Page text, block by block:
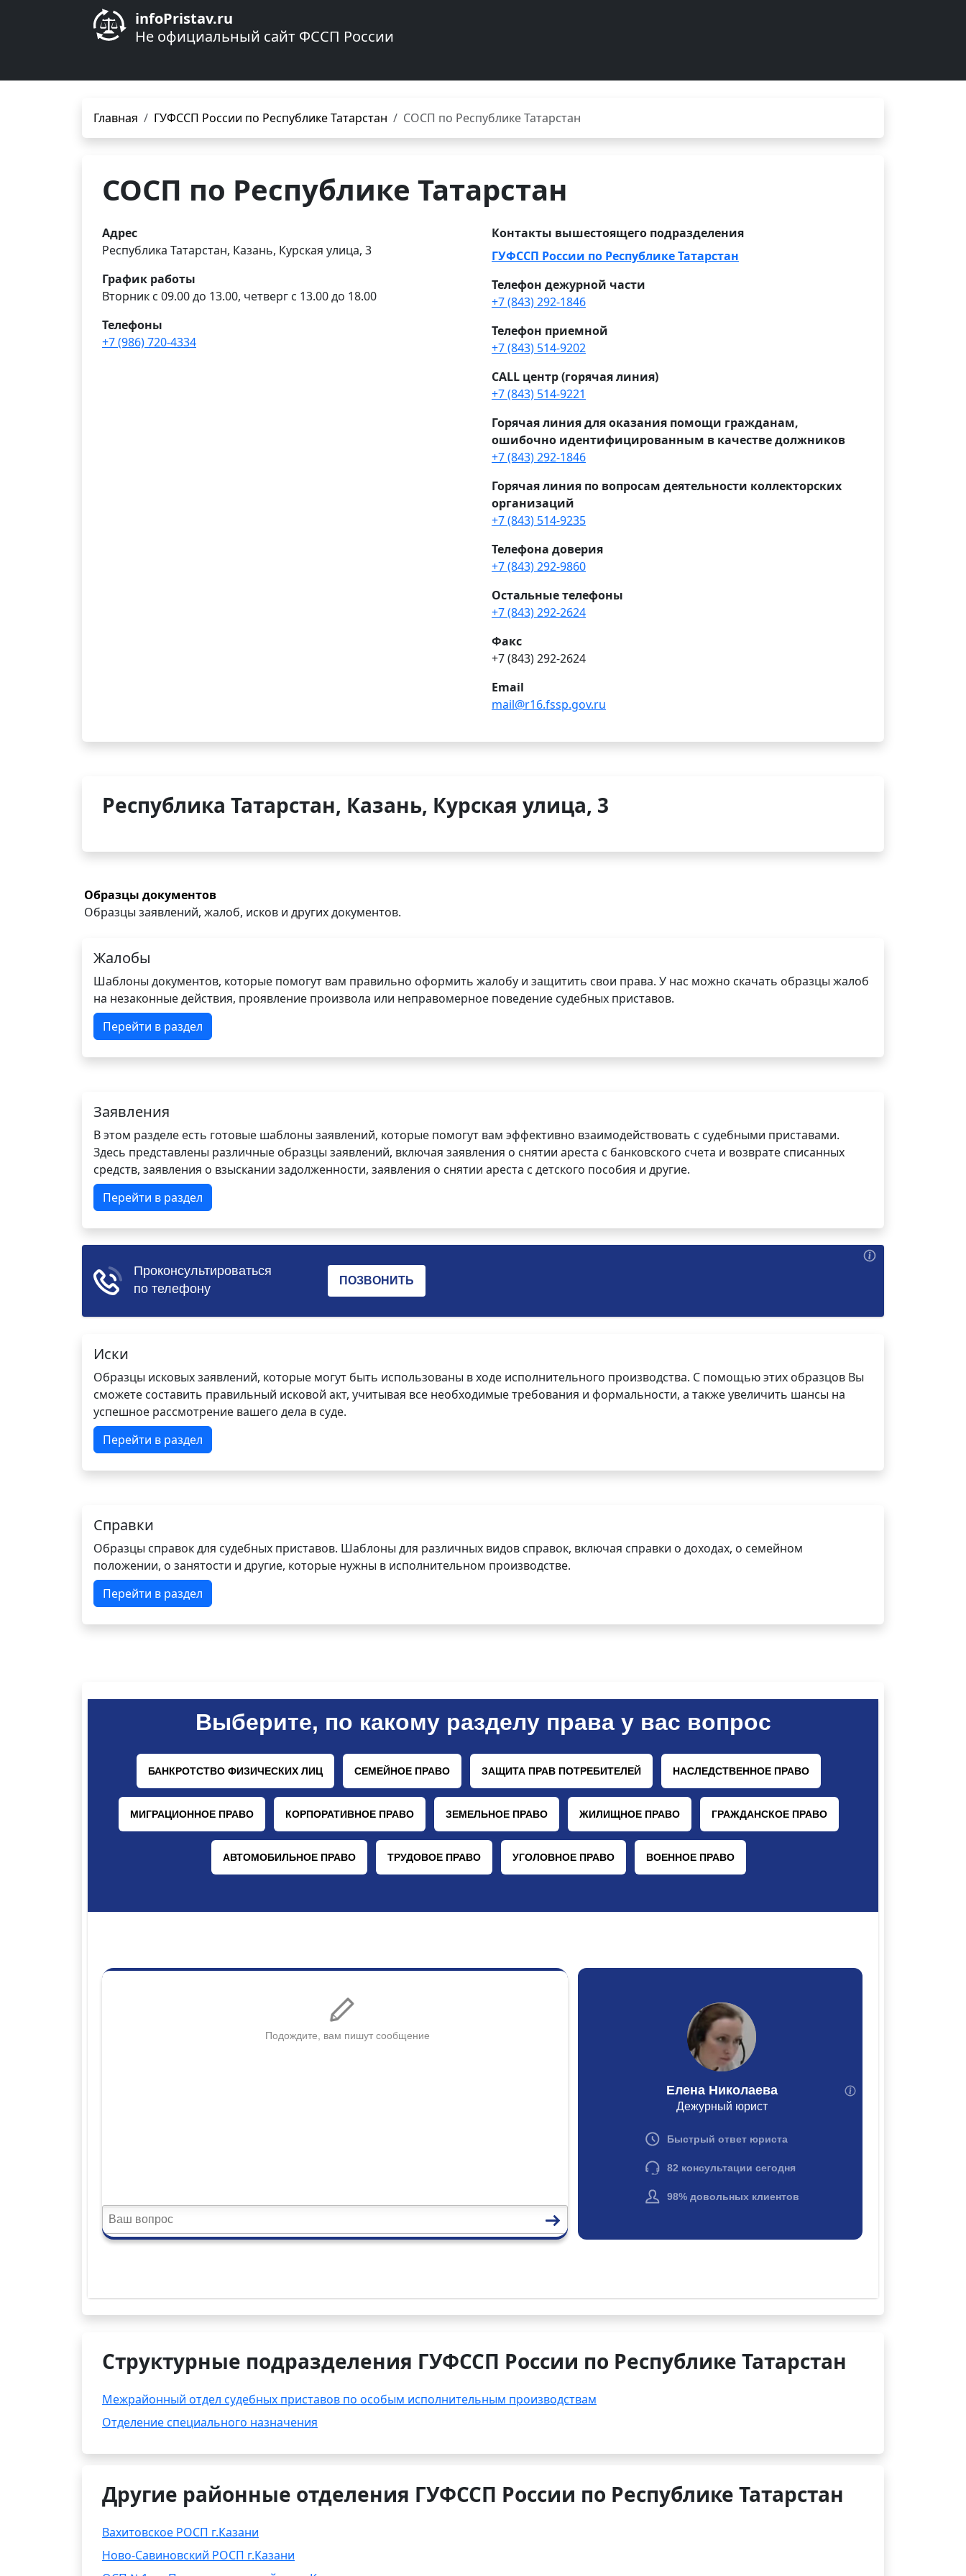
infoPristav.ru
Не официальный сайт ФССП России
Главная ГУФССП России по Республике Татарстан СОСП по Республике Татарстан
СОСП по Республике Татарстан
Адрес
Республика Татарстан, Казань, Курская улица, 3
График работы
Вторник с 09.00 до 13.00, четверг с 13.00 до 18.00
Телефоны
+7 (986) 720-4334
Контакты вышестоящего подразделения
ГУФССП России по Республике Татарстан
Телефон дежурной части
+7 (843) 292-1846
Телефон приемной
+7 (843) 514-9202
CALL центр (горячая линия)
+7 (843) 514-9221
Горячая линия для оказания помощи гражданам,
ошибочно идентифицированным в качестве должников
+7 (843) 292-1846
Горячая линия по вопросам деятельности коллекторских
организаций
+7 (843) 514-9235
Телефона доверия
+7 (843) 292-9860
Остальные телефоны
+7 (843) 292-2624
Факс
+7 (843) 292-2624
Email
mail@r16.fssp.gov.ru
Республика Татарстан, Казань, Курская улица, 3
Образцы документов
Образцы заявлений, жалоб, исков и других документов.
Жалобы
Шаблоны документов, которые помогут вам правильно оформить жалобу и защитить свои права. У нас можно скачать образцы жалоб
на незаконные действия, проявление произвола или неправомерное поведение судебных приставов.
Перейти в раздел
Заявления
В этом разделе есть готовые шаблоны заявлений, которые помогут вам эффективно взаимодействовать с судебными приставами.
Здесь представлены различные образцы заявлений, включая заявления о снятии ареста с банковского счета и возврате списанных
средств, заявления о взыскании задолженности, заявления о снятии ареста с детского пособия и другие.
Перейти в раздел
Иски
Образцы исковых заявлений, которые могут быть использованы в ходе исполнительного производства. С помощью этих образцов Вы
сможете составить правильный исковой акт, учитывая все необходимые требования и формальности, а также увеличить шансы на
успешное рассмотрение вашего дела в суде.
Перейти в раздел
Справки
Образцы справок для судебных приставов. Шаблоны для различных видов справок, включая справки о доходах, о семейном
положении, о занятости и другие, которые нужны в исполнительном производстве.
Перейти в раздел
Структурные подразделения ГУФССП России по Республике Татарстан
Межрайонный отдел судебных приставов по особым исполнительным производствам
Отделение специального назначения
Другие районные отделения ГУФССП России по Республике Татарстан
Вахитовское РОСП г.Казани
Ново-Савиновский РОСП г.Казани